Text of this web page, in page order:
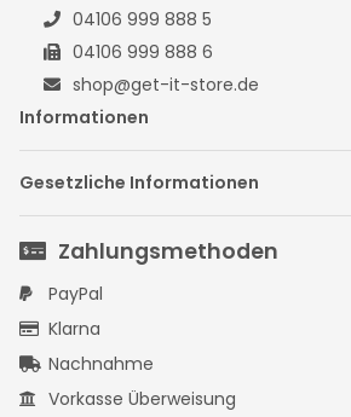
04106 999 888 5
04106 999 888 6
shop@get-it-store.de
Informationen
Gesetzliche Informationen
Zahlungsmethoden
PayPal
Klarna
Nachnahme
Vorkasse Überweisung